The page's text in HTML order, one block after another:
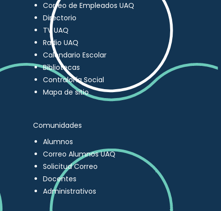
Correo de Empleados UAQ
Directorio
TV UAQ
Radio UAQ
Calendario Escolar
Bibliotecas
Contraloría Social
Mapa de sitio
Comunidades
Alumnos
Correo Alumnos UAQ
Solicitud Correo
Docentes
Administrativos